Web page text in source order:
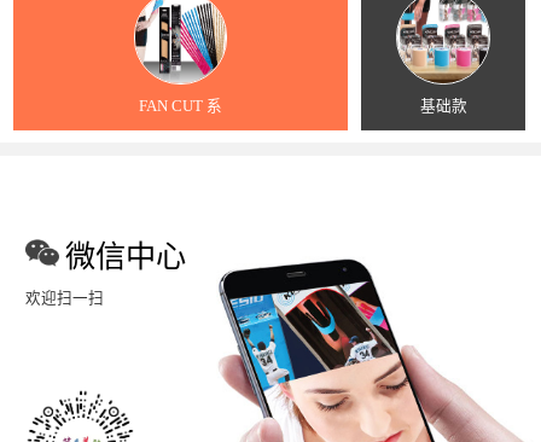
FAN CUT 系 基础款
微信中心
欢迎扫一扫